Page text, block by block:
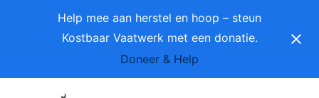
Help mee aan herstel en hoop – steun
Kostbaar Vaatwerk met een donatie.
Doneer & Help